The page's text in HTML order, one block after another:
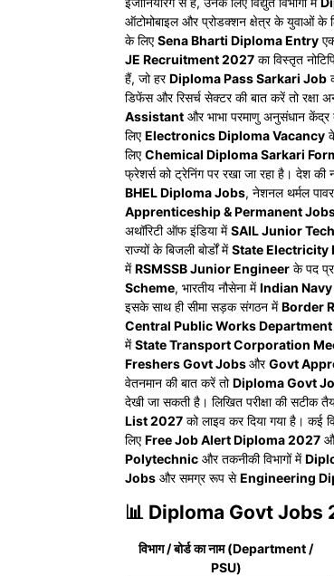
ऑटोमोबाइल और प्रोडक्शन क्षेत्र के युवाओं के
के लिएSena Bharti Diploma Entry
JE Recruitment 2027 का विस्तृत
हैं, जो हरDiploma Pass Sarkari Job
डिफेंस और रिसर्च सेक्टर की बात करें तो रक्षा
Assistant और भाभा परमाणु अनुसंधान केंद्र
लिएElectronics Diploma Vacancy
लिएChemical Diploma Sarkari
फ्रेशर्स को ट्रेनिंग पर रखा जा रहा है। देश की
BHEL Diploma Jobs, नेशनल थर्मल पावर
Apprenticeship & Permanent
अथॉरिटी ऑफ इंडिया मेंSAIL Junior
राज्यों के बिजली बोर्डों मेंState Electricity
मेंRSMSSB Junior Engineer के पद
Scheme, भारतीय नौसेना मेंIndian
इसके साथ ही सीमा सड़क संगठन मेंBorder
Central Public Works
मेंState Transport Corporation
Freshers Govt JobsऔरGovt
वेतनमान की बात करें तोDiploma Govt
देखी जा सकती है। लिखित परीक्षा की सटीक
List 2027 को लाइव कर दिया गया है। कई
लिएFree Job Alert Diploma 2027
Polytechnic और तकनीकी विभागों में
Jobs और समग्र रूप सेEngineering
📊 Diploma Govt
विभाग / बोर्ड का नाम (Department /
PSU)